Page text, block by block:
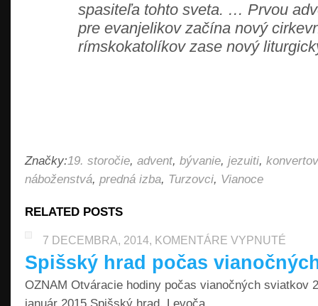
spasiteľa tohto sveta. … Prvou
pre evanjelikov začína nový
rímskokatolíkov zase nový
Značky:19. storočie, advent, bývanie, jezuiti,
náboženstvá, predná izba, Turzovci, Vianoce
RELATED POSTS
7 DECEMBRA, 2014, KOMENTÁRE VYPNUTÉ
HRAD
POČAS
Spišský hrad počas
OZNAM Otváracie hodiny počas vianočných sviatkov
január 2015 Spišský hrad, Levoča